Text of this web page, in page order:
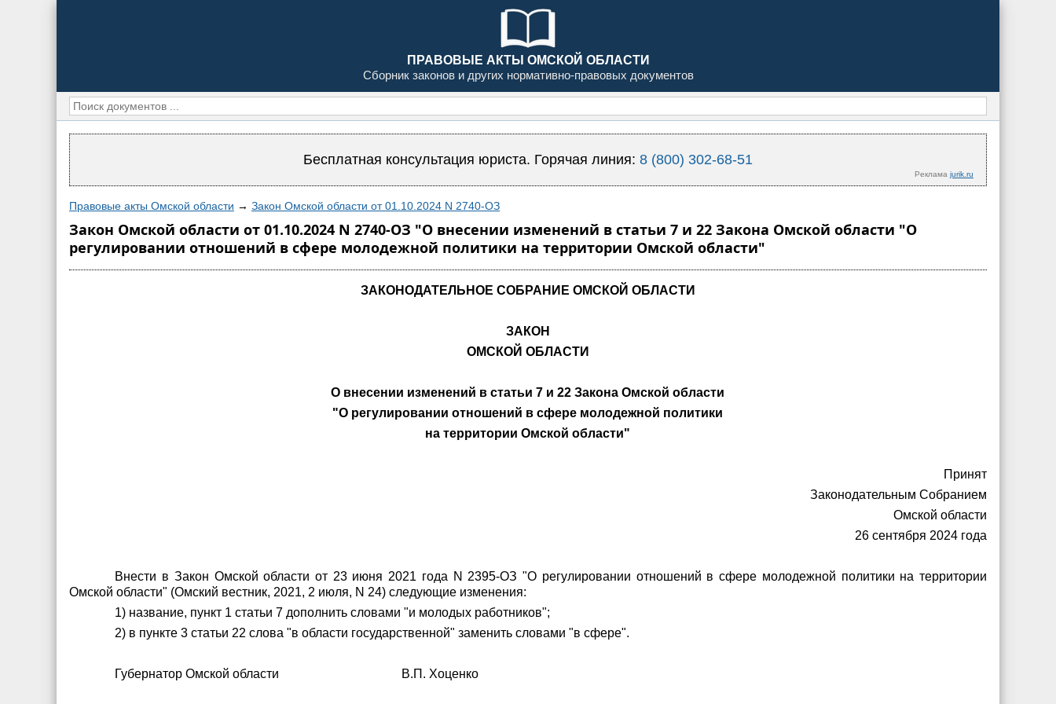
ПРАВОВЫЕ АКТЫ ОМСКОЙ ОБЛАСТИ
Сборник законов и других нормативно-правовых документов
Бесплатная консультация юриста. Горячая линия: 8 (800) 302-68-51
Реклама jurik.ru
Правовые акты Омской области → Закон Омской области от 01.10.2024 N 2740-ОЗ
Закон Омской области от 01.10.2024 N 2740-ОЗ "О внесении изменений в статьи 7 и 22 Закона Омской области "О
регулировании отношений в сфере молодежной политики на территории Омской области"
ЗАКОНОДАТЕЛЬНОЕ СОБРАНИЕ ОМСКОЙ ОБЛАСТИ
ЗАКОН
ОМСКОЙ ОБЛАСТИ
О внесении изменений в статьи 7 и 22 Закона Омской области
"О регулировании отношений в сфере молодежной политики
на территории Омской области"
Принят
Законодательным Собранием
Омской области
26 сентября 2024 года
Внести в Закон Омской области от 23 июня 2021 года N 2395-ОЗ "О регулировании отношений в сфере молодежной политики на территории
Омской области" (Омский вестник, 2021, 2 июля, N 24) следующие изменения:
1) название, пункт 1 статьи 7 дополнить словами "и молодых работников";
2) в пункте 3 статьи 22 слова "в области государственной" заменить словами "в сфере".
Губернатор Омской области В.П. Хоценко